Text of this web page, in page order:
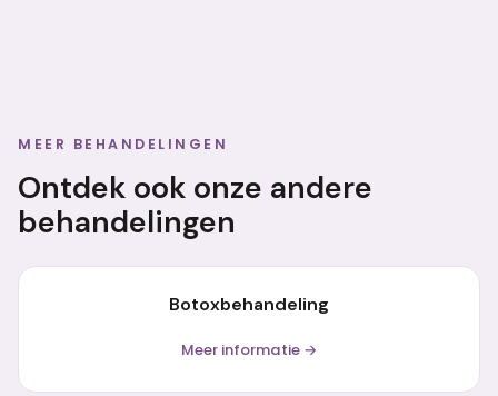
MEER BEHANDELINGEN
Ontdek ook onze andere
behandelingen
Botoxbehandeling
Meer informatie →